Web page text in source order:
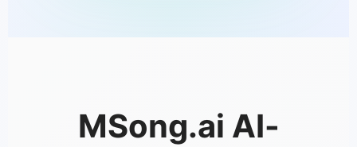
MSong.ai AI-